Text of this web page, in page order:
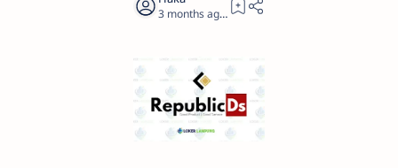
3 months ago 3